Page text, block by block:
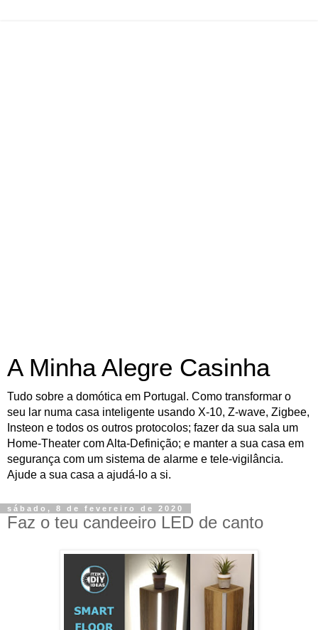
A Minha Alegre Casinha
Tudo sobre a domótica em Portugal. Como transformar o
seu lar numa casa inteligente usando X-10, Z-wave, Zigbee,
Insteon e todos os outros protocolos; fazer da sua sala um
Home-Theater com Alta-Definição; e manter a sua casa em
segurança com um sistema de alarme e tele-vigilância.
Ajude a sua casa a ajudá-lo a si.
sábado, 8 de fevereiro de 2020
Faz o teu candeeiro LED de canto